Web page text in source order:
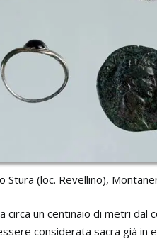
(loc. Revellino),
circa un centinaio di metri dal
considerata sacra già in